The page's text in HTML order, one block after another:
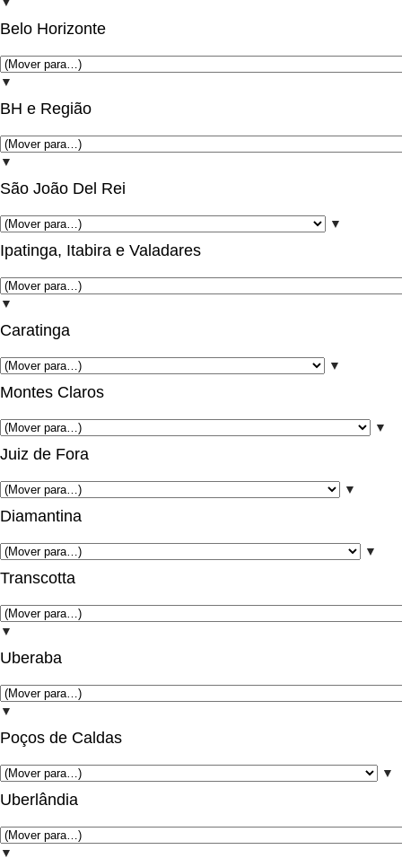
Belo Horizonte
▼
BH e Região
▼
São João Del Rei
▼
Ipatinga, Itabira e Valadares
▼
Caratinga
▼
Montes Claros
▼
Juiz de Fora
▼
Diamantina
▼
Transcotta
▼
Uberaba
▼
Poços de Caldas
▼
Uberlândia
▼